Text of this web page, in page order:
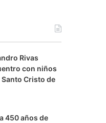
Rivas
con niños
Cristo de
450 años de